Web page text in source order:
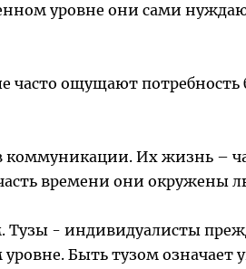
уровне они сами
часто ощущают
коммуникации. Их жизнь –
времени они окружены
- индивидуалисты
Быть тузом